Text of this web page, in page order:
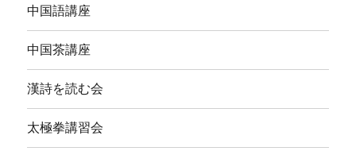
中国語講座
中国茶講座
漢詩を読む会
太極拳講習会